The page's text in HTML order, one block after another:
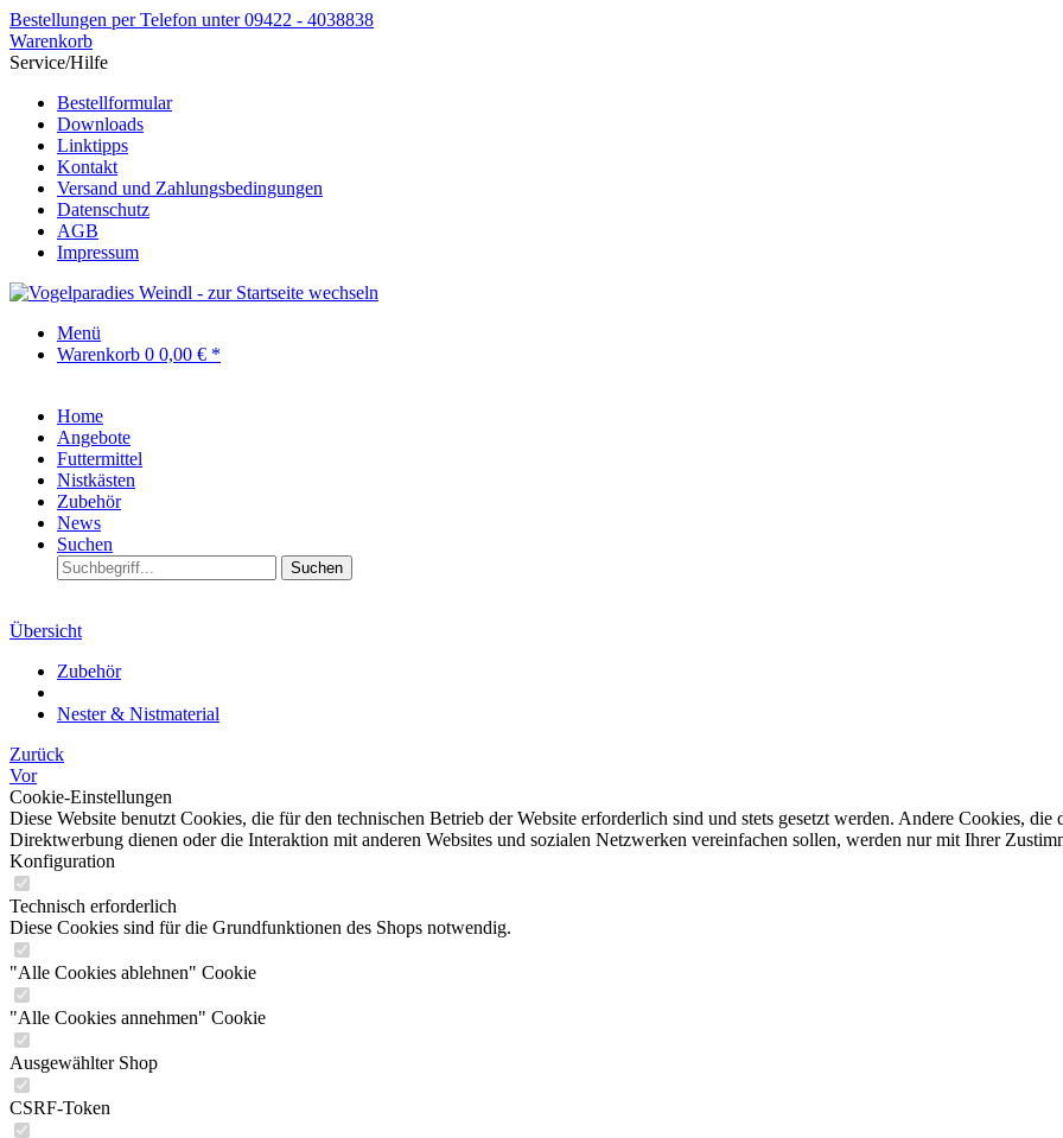
Bestellungen per Telefon unter 09422 - 4038838
Warenkorb
Service/Hilfe
Bestellformular
Downloads
Linktipps
Kontakt
Versand und Zahlungsbedingungen
Datenschutz
AGB
Impressum
Menü
Warenkorb 0 0,00 € *
Home
Angebote
Futtermittel
Nistkästen
Zubehör
News
Suchen
Suchen
Übersicht
Zubehör
Nester & Nistmaterial
Zurück
Vor
Cookie-Einstellungen
Diese Website benutzt Cookies, die für den technischen Betrieb der Website erforderlich sind und stets gesetzt werden. Andere Cookies,
Direktwerbung dienen oder die Interaktion mit anderen Websites und sozialen Netzwerken vereinfachen sollen, werden nur mit Ihrer
Konfiguration
Technisch erforderlich
Diese Cookies sind für die Grundfunktionen des Shops notwendig.
"Alle Cookies ablehnen" Cookie
"Alle Cookies annehmen" Cookie
Ausgewählter Shop
CSRF-Token